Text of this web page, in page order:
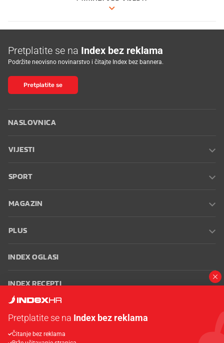
Pretplatite se na Index bez reklama
Podržite neovisno novinarstvo i čitajte Index bez bannera.
Pretplatite se
NASLOVNICA
VIJESTI
SPORT
MAGAZIN
PLUS
INDEX OGLASI
INDEX RECEPTI
Oglašavanje Zaposli se na Indexu
Pretplatite se na Index bez reklama
Čitanje bez reklama